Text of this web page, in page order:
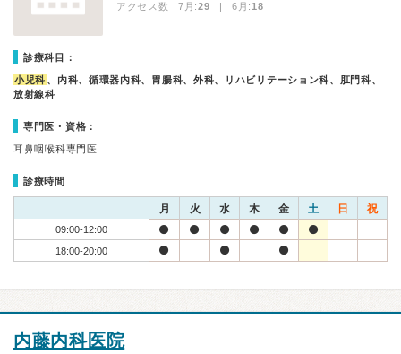
アクセス数 7月:29 | 6月:18
診療科目：
小児科 、内科、循環器内科、胃腸科、外科、リハビリテーション科、肛門科、
放射線科
専門医・資格：
耳鼻咽喉科専門医
診療時間
月 火 水 木 金 土 日 祝
09:00-12:00
18:00-20:00
内藤内科医院